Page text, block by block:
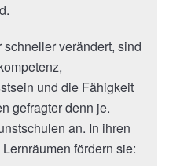
verändert, sind
und die Fähigkeit
gefragter denn je.
an. In ihren
fördern sie: